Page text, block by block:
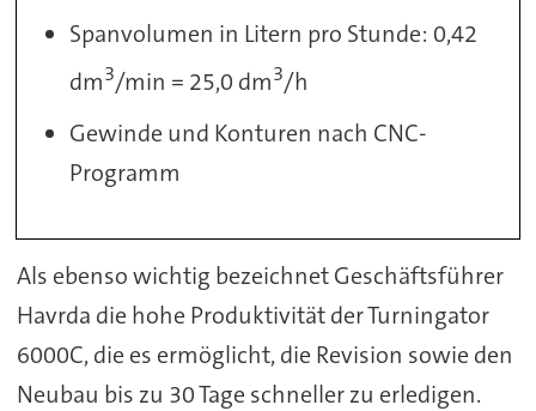
Spanvolumen in Litern pro Stunde: 0,42
dm3/min = 25,0 dm3/h
Gewinde und Konturen nach CNC-
Programm
Als ebenso wichtig bezeichnet Geschäftsführer
Havrda die hohe Produktivität der Turningator
6000C, die es ermöglicht, die Revision sowie den
Neubau bis zu 30 Tage schneller zu erledigen.